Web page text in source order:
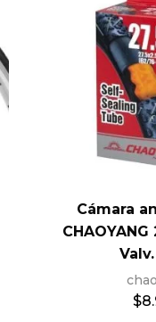
Cámara
CHAOYANG
$